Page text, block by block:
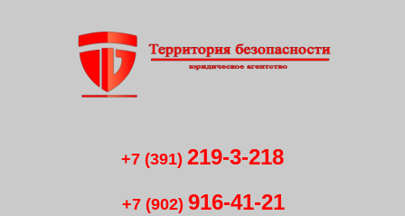
+7 (391) 219-3-218
+7 (902) 916-41-21